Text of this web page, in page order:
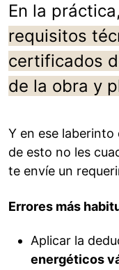
En la
requisitos
certificados
de la obra y
Y en ese
de esto no les
te envíe un
Errores más
Aplicar la
energéticos